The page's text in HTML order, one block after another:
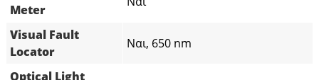
Meter
Visual Fault
Locator
Ναι, 650 nm
Optical Light